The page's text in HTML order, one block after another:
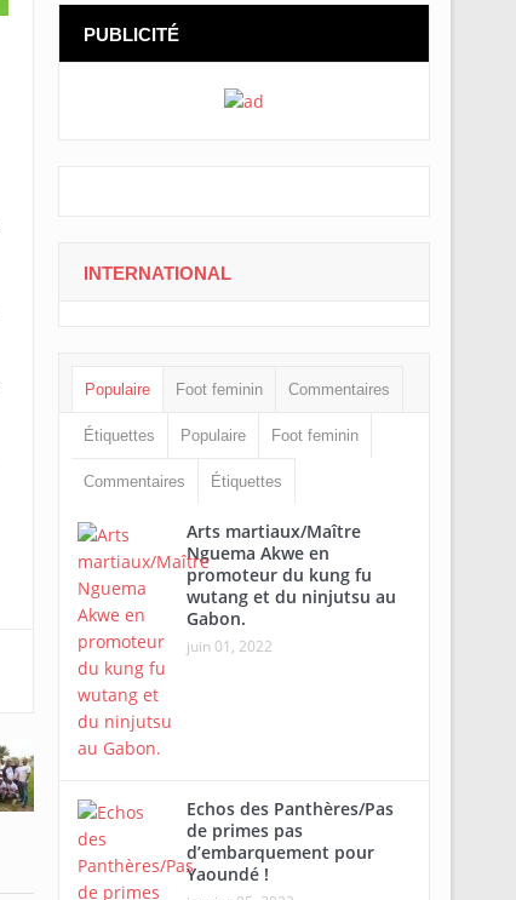
PUBLICITÉ
INTERNATIONAL
Populaire Foot feminin Commentaires
Étiquettes Populaire Foot feminin
Commentaires Étiquettes
Arts martiaux/Maître
Nguema Akwe en
promoteur du kung fu
wutang et du ninjutsu au
Gabon.
juin 01, 2022
Echos des Panthères/Pas
de primes pas
d’embarquement pour
Yaoundé !